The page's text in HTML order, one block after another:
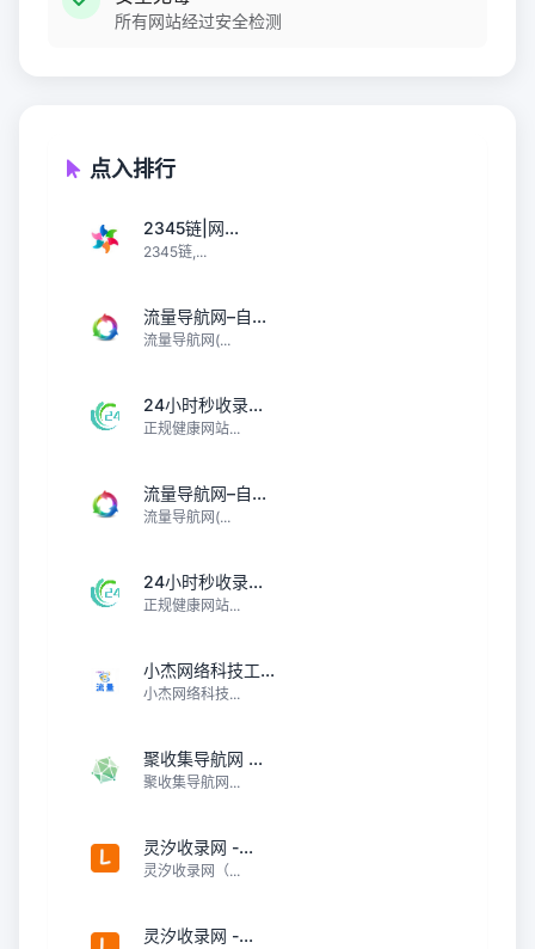
所有网站经过安全检测
点入排行
2345链|网...
2345链,...
流量导航网–自...
流量导航网(...
24小时秒收录...
正规健康网站...
流量导航网–自...
流量导航网(...
24小时秒收录...
正规健康网站...
小杰网络科技工...
小杰网络科技...
聚收集导航网 ...
聚收集导航网...
灵汐收录网 -...
灵汐收录网（...
灵汐收录网 -...